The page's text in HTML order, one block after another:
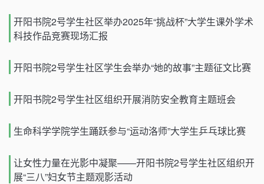
开阳书院2号学生社区举办2025年“挑战杯”大学生课外学术
科技作品竞赛现场汇报
开阳书院2号学生社区学生会举办“她的故事”主题征文比赛
开阳书院2号学生社区组织开展消防安全教育主题班会
生命科学学院学生踊跃参与“运动洛师”大学生乒乓球比赛
让女性力量在光影中凝聚——开阳书院2号学生社区组织开
展“三八”妇女节主题观影活动